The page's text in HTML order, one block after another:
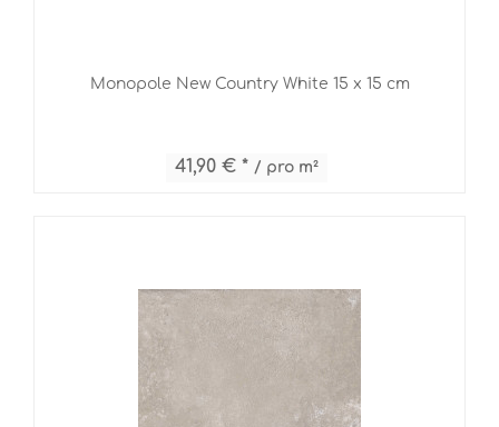
Monopole New Country White 15 x 15 cm
41,90 € * / pro m²